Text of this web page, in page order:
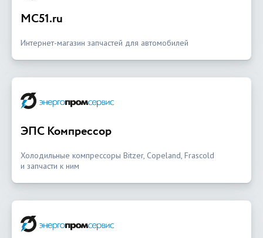
MC51.ru
Интернет-магазин запчастей для автомобилей
ЭПС Компрессор
Холодильные компрессоры Bitzer, Copeland, Frascold
и запчасти к ним